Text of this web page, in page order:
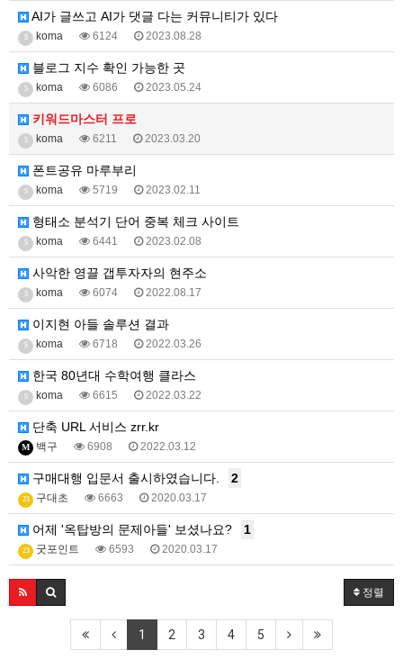
AI가 글쓰고 AI가 댓글 다는 커뮤니티가 있다
5 koma 6124 2023.08.28
블로그 지수 확인 가능한 곳
5 koma 6086 2023.05.24
키워드마스터 프로
5 koma 6211 2023.03.20
폰트공유 마루부리
5 koma 5719 2023.02.11
형태소 분석기 단어 중복 체크 사이트
5 koma 6441 2023.02.08
사악한 영끌 갭투자자의 현주소
5 koma 6074 2022.08.17
이지현 아들 솔루션 결과
5 koma 6718 2022.03.26
한국 80년대 수학여행 클라스
5 koma 6615 2022.03.22
단축 URL 서비스 zrr.kr
M 백구 6908 2022.03.12
구매대행 입문서 출시하였습니다. 2
23 구대초 6663 2020.03.17
어제 '옥탑방의 문제아들' 보셨나요? 1
23 굿포인트 6593 2020.03.17
정렬
1 2 3 4 5